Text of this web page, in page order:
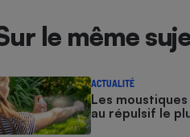
le même
ACTUALITÉ
Les
au répulsif le